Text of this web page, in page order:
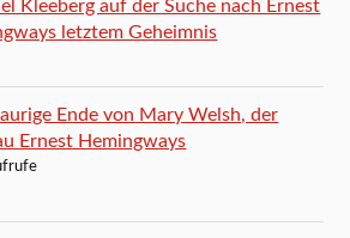
Kleeberg auf der Suche nach Ernest
letztem Geheimnis
Ende von Mary Welsh, der
Ernest Hemingways